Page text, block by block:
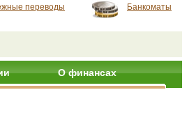
переводы
Банкоматы
О финансах